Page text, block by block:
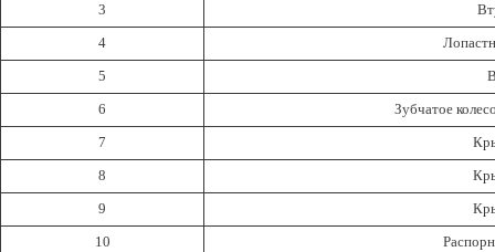
3
4
5
6
Зубчатое
7
8
9
10